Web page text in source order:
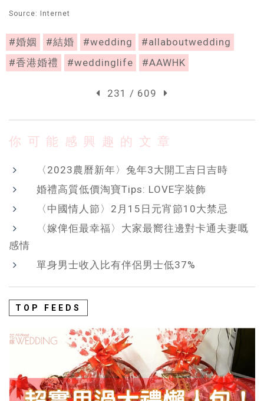
Source: Internet
#婚姻 #結婚 #wedding
#allaboutwedding
#香港婚禮
#weddinglife #AAWHK
231 / 609
你可能感興趣的文章
〈2023農曆新年〉兔年3大開工吉日吉時
婚禮高質低價淘寶Tips: LOVE字裝飾
〈中國情人節〉2月15日元宵節10大禁忌
〈嫁俾佢最幸福〉大家最嚮往邊對卡通夫妻嘅
感情
單身男士收入比有伴侶男士低37%
TOP FEEDS